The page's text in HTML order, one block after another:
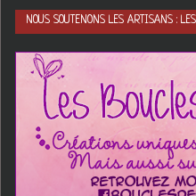
NOUS SOUTENONS LES ARTISANS :